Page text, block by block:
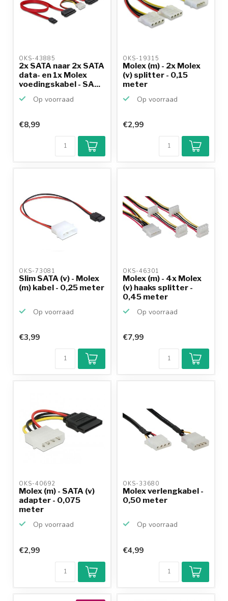
OKS-43885
2x SATA naar 2x SATA
data- en 1x Molex
voedingskabel - SA...
Op voorraad
€8,99
OKS-19315
Molex (m) - 2x Molex
(v) splitter - 0,15
meter
Op voorraad
€2,99
OKS-73081
Slim SATA (v) - Molex
(m) kabel - 0,25 meter
Op voorraad
€3,99
OKS-46301
Molex (m) - 4x Molex
(v) haaks splitter -
0,45 meter
Op voorraad
€7,99
OKS-40692
Molex (m) - SATA (v)
adapter - 0,075
meter
Op voorraad
€2,99
OKS-33680
Molex verlengkabel -
0,50 meter
Op voorraad
9,2/10
Achteraf
betalen mogelijk
€4,99